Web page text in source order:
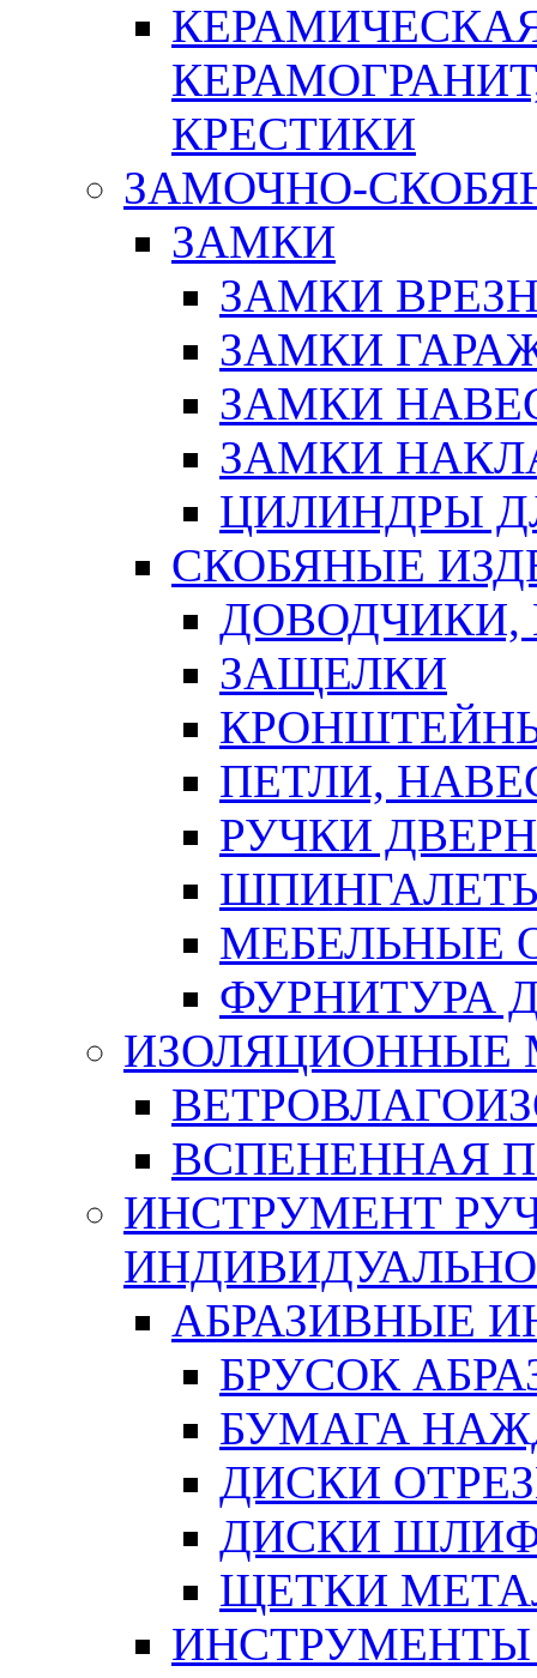
КРЕСТИКИ
ЗАМОЧНО-
ЗАМКИ
ЗАМКИ
ЗАМКИ
ЗАМКИ
ЗАМКИ
ЦИЛИНДРЫ
СКОБЯНЫЕ
ЗАЩЕЛКИ
ПЕТЛИ,
РУЧКИ
МЕБЕЛЬНЫЕ
ФУРНИТУРА
ИЗОЛЯЦИОННЫЕ
ВСПЕНЕННАЯ
ИНСТРУМЕНТ
АБРАЗИВНЫЕ
БРУСОК
БУМАГА
ДИСКИ
ДИСКИ
ЩЕТКИ
ИНСТРУМЕНТЫ